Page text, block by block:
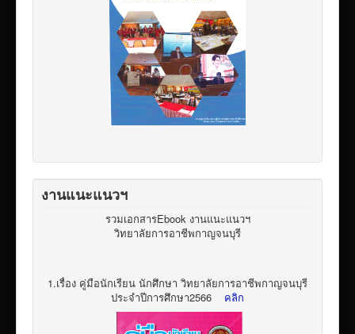
งานแนะแนวฯ
รวมเอกสารEbook งานแนะแนวฯ
วิทยาลัยการอาชีพกาญจนบุรี
1.เรื่อง คู่มือนักเรียน นักศึกษา วิทยาลัยการอาชีพกาญจนบุรี
ประจำปีการศึกษา2566
คลิก